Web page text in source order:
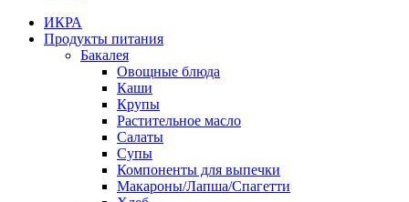
ИКРА
Продукты питания
Бакалея
Овощные блюда
Каши
Крупы
Растительное масло
Салаты
Супы
Компоненты для выпечки
Макароны/Лапша/Спагетти